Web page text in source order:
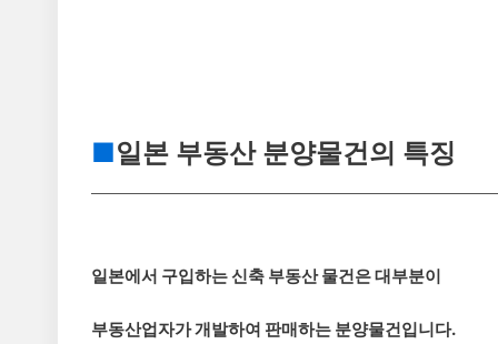
■일본 부동산 분양물건의 특징
일본에서 구입하는 신축 부동산 물건은 대부분이
부동산업자가 개발하여 판매하는 분양물건입니다.